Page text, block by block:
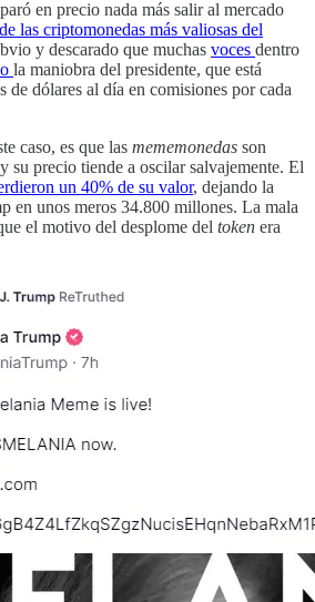
en precio nada más salir al mercado
las criptomonedas más valiosas del
y descarado que muchas voces dentro
la maniobra del presidente, que está
de dólares al día en comisiones por cada
caso, es que las mememonedas son
su precio tiende a oscilar salvajemente. El
un 40% de su valor, dejando la
en unos meros 34.800 millones. La mala
el motivo del desplome del token era